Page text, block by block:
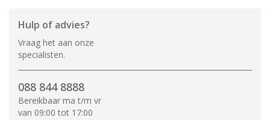
Hulp of advies?
Vraag het aan onze
specialisten.
088 844 8888
Bereikbaar ma t/m vr
van 09:00 tot 17:00